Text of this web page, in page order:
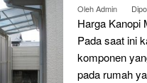
OlehAdmin
Harga Kanopi
Pada saat ini
komponen
pada rumah